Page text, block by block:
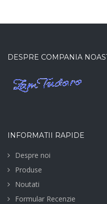
DESPRE COMPANIA
INFORMATII RAPIDE
Despre noi
Produse
Noutati
Formular Recenzie